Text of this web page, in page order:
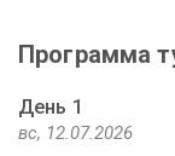
Программа
День 1
вс, 12.07.2026